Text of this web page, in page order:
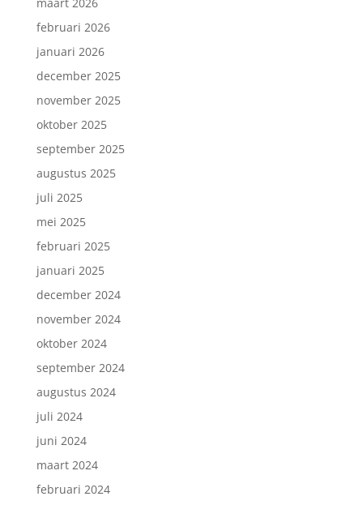
februari 2026
januari 2026
december 2025
november 2025
oktober 2025
september 2025
augustus 2025
juli 2025
mei 2025
februari 2025
januari 2025
december 2024
november 2024
oktober 2024
september 2024
augustus 2024
juli 2024
juni 2024
maart 2024
februari 2024